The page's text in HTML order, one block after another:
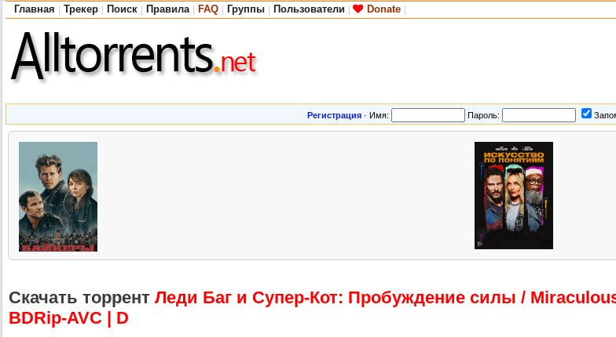
Главная Трекер Поиск Правила FAQ Группы Пользователи Donate
Регистрация · Имя: Пароль:
Скачать торрент Леди Баг и Супер-Кот: Пробуждение силы /
BDRip-AVC | D